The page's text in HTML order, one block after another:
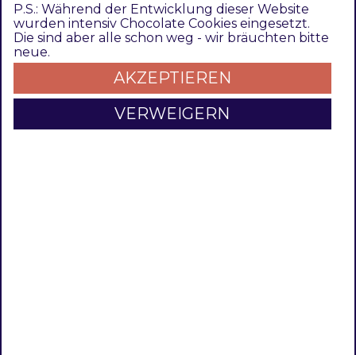
Magento 2.3.*
Opensource (CE) /
Commerce (EE)
composer require
techdivision/country-popup
PHP Version
P.S.: Während der Entwicklung dieser Website
wurden intensiv Chocolate Cookies eingesetzt.
Die sind aber alle schon weg - wir bräuchten bitte
neue.
AKZEPTIEREN
VERWEIGERN